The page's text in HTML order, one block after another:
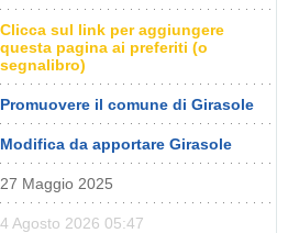
Clicca sul link per aggiungere
questa pagina ai preferiti (o
segnalibro)
Promuovere il comune di Girasole
Modifica da apportare Girasole
27 Maggio 2025
4 Agosto 2026 05:47